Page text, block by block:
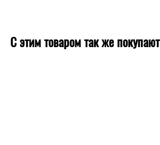
С этим товаром так же покупают